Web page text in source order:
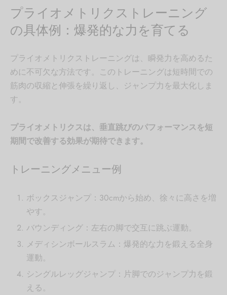
プライオメトリクストレーニング
の具体例：爆発的な力を育てる
プライオメトリクストレーニングは、瞬発力を高めるた
めに不可欠な方法です。このトレーニングは短時間での
筋肉の収縮と伸張を繰り返し、ジャンプ力を最大化しま
す。
プライオメトリクスは、垂直跳びのパフォーマンスを短
期間で改善する効果が期待できます。
トレーニングメニュー例
ボックスジャンプ：30cmから始め、徐々に高さを増
やす。
バウンディング：左右の脚で交互に跳ぶ運動。
メディシンボールスラム：爆発的な力を鍛える全身
運動。
シングルレッグジャンプ：片脚でのジャンプ力を鍛
える。